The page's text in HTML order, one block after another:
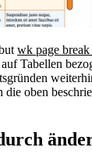
wk page
Tabellen
oben